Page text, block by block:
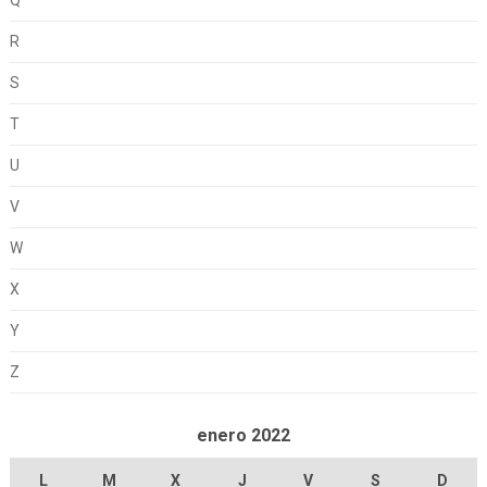
R
S
T
U
V
W
X
Y
Z
enero 2022
L M X J V S D